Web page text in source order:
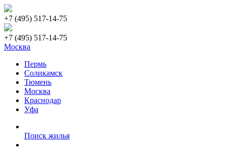
+7 (495) 517-14-75
+7 (495) 517-14-75
Москва
Пермь
Соликамск
Тюмень
Москва
Краснодар
Уфа
Поиск жилья